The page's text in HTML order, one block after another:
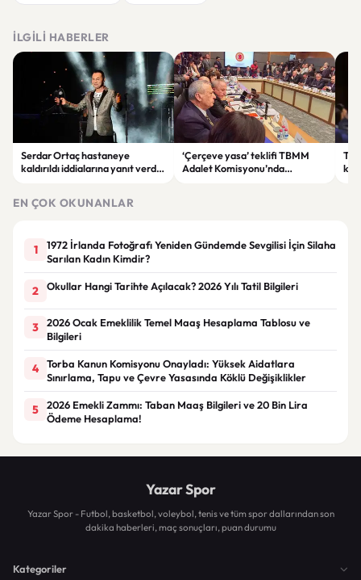
İLGILI HABERLER
Serdar Ortaç hastaneye
kaldırıldı iddialarına yanıt verdi:
‘Çerçeve yasa’ teklifi TBMM
Adalet Komisyonu’nda
EN ÇOK OKUNANLAR
1
1972 İrlanda Fotoğrafı Yeniden Gündemde Sevgilisi İçin Silaha
Sarılan Kadın Kimdir?
2 Okullar Hangi Tarihte Açılacak? 2026 Yılı Tatil Bilgileri
3
2026 Ocak Emeklilik Temel Maaş Hesaplama Tablosu ve
Bilgileri
4
Torba Kanun Komisyonu Onayladı: Yüksek Aidatlara
Sınırlama, Tapu ve Çevre Yasasında Köklü Değişiklikler
5
2026 Emekli Zammı: Taban Maaş Bilgileri ve 20 Bin Lira
Ödeme Hesaplama!
Yazar Spor
Yazar Spor - Futbol, basketbol, voleybol, tenis ve tüm spor dallarından son
dakika haberleri, maç sonuçları, puan durumu
Kategoriler